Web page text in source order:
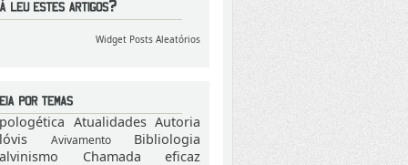
Widget Posts Aleatórios
Atualidades Autoria
Avivamento
Bibliologia
Chamada eficaz